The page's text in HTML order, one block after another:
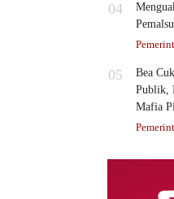
04
05
Bea
Publik,
Mafia